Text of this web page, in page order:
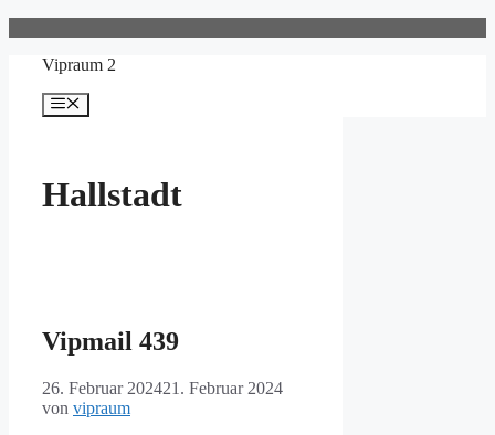
springenVipraum 2
Menü
Hallstadt
Vipmail 439
26. Februar 202421. Februar 2024
von vipraum